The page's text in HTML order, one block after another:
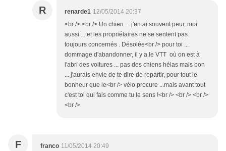
R renarde1 12/05/2014 20:37
<br /> <br /> Un chien ... j'en ai souvent peur, moi
aussi ... et les propriétaires ne se sentent pas
toujours concernés . Désolée<br /> pour toi ...
dommage d'abandonner, il y a le VTT où on est à
l'abri des voitures ... pas des chiens hélas mais bon
... j'aurais envie de te dire de repartir, pour tout le
bonheur que le<br /> vélo procure ...mais avant tout
c'est toi qui fais comme tu le sens !<br /> <br /> <br />
<br />
F franco 11/05/2014 20:49